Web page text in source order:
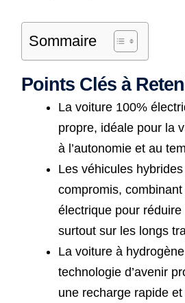
Sommaire
Points Clés à
La voiture 100%
propre, idéale pour la
à l’autonomie et au
Les véhicules
compromis,
électrique pour
surtout sur les longs
La voiture à
technologie d’avenir
une recharge rapide